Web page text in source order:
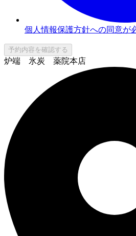
個人情報保護方針への同意が
予約内容を確認する
炉端 氷炭 薬院本店